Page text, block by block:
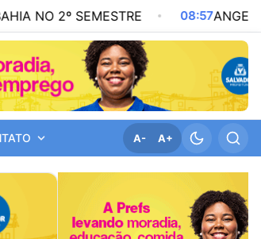
08:57 ANGELO
A- A+